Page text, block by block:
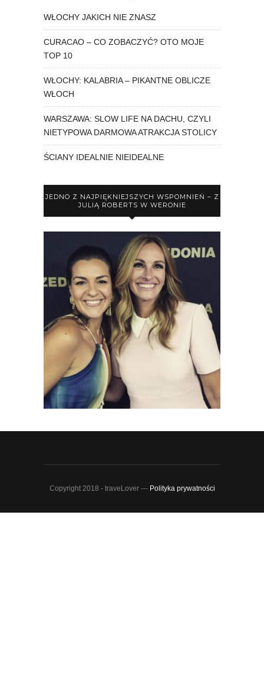
WŁOCHY JAKICH NIE ZNASZ
CURACAO – CO ZOBACZYĆ? OTO MOJE
TOP 10
WŁOCHY: KALABRIA – PIKANTNE OBLICZE
WŁOCH
WARSZAWA: SLOW LIFE NA DACHU, CZYLI
NIETYPOWA DARMOWA ATRAKCJA STOLICY
ŚCIANY IDEALNIE NIEIDEALNE
JEDNO Z NAJPIĘKNIEJSZYCH WSPOMNIEŃ – Z
JULIĄ ROBERTS W WERONIE
Copyright 2018 - traveLover --- Polityka prywatności